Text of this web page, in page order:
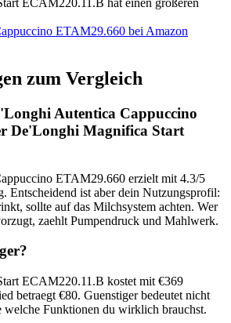
ECAM220.11.B hat einen größeren
ETAM29.660 bei Amazon
zum Vergleich
Autentica Cappuccino
De'Longhi Magnifica Start
ETAM29.660 erzielt mit 4.3/5
Entscheidend ist aber dein Nutzungsprofil:
sollte auf das Milchsystem achten. Wer
zaehlt Pumpendruck und Mahlwerk.
ECAM220.11.B kostet mit €369
betraegt €80. Guenstiger bedeutet nicht
Funktionen du wirklich brauchst.